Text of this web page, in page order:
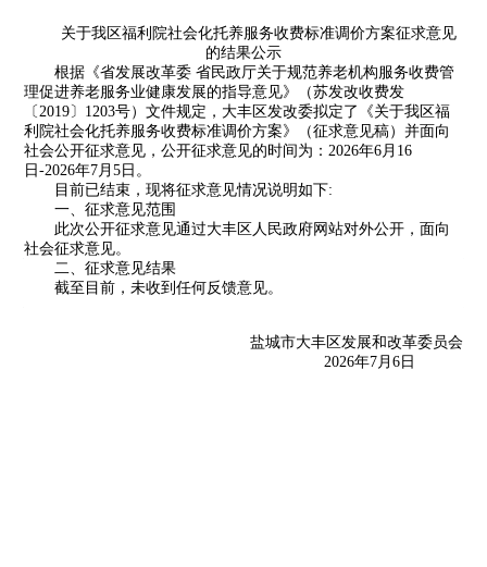
关于我区福利院社会化托养服务收费标准调价方案征求意见
的结果公示
根据《省发展改革委 省民政厅关于规范养老机构服务收费管
理促进养老服务业健康发展的指导意见》（苏发改收费发
〔2019〕1203号）文件规定，大丰区发改委拟定了《关于我区福
利院社会化托养服务收费标准调价方案》（征求意见稿）并面向
社会公开征求意见，公开征求意见的时间为：2026年6月16
日-2026年7月5日。
目前已结束，现将征求意见情况说明如下:
一、征求意见范围
此次公开征求意见通过大丰区人民政府网站对外公开，面向
社会征求意见。
二、征求意见结果
截至目前，未收到任何反馈意见。
盐城市大丰区发展和改革委员会
2026年7月6日